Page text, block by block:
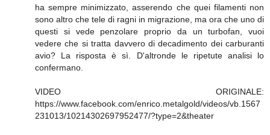
ha sempre minimizzato, asserendo che quei filamenti non
sono altro che tele di ragni in migrazione, ma ora che uno di
questi si vede penzolare proprio da un turbofan, vuoi
vedere che si tratta davvero di decadimento dei carburanti
avio? La risposta è sì. D'altronde le ripetute analisi lo
confermano.
VIDEO ORIGINALE:
https://www.facebook.com/enrico.metalgold/videos/vb.1567
231013/10214302697952477/?type=2&theater